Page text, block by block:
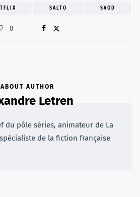
SALTO SVOD
0
ABOUT AUTHOR
Letren
du pôle séries, animateur de La
de la fiction française